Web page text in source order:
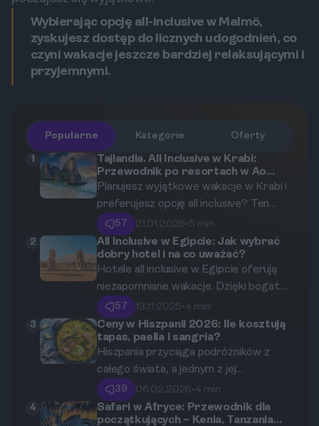
Wybierając opcję all-inclusive w Malmö,
zyskujesz dostęp do licznych udogodnień, co
czyni wakacje jeszcze bardziej relaksującymi i
przyjemnymi.
Popularne Kategorie Oferty
1
Tajlandia. All Inclusive w Krabi:
Przewodnik po resortach w Ao
Nang i na Railay
Planujesz wyjątkowe wakacje w Krabi i
preferujesz opcję all inclusive? Ten
przewodnik pomoże Ci odkryć
najlepsze resorty w Ao Nang i na Railay,
idealne dla osób ceniących relaks i
wygodę. Dowiedz się, co oferują
hotele, oraz jakie atrakcje czekają na
Ciebie w tej bajecznej części Tajlandii.
57 21.01.2026•5 min
2
All Inclusive w Egipcie: Jak wybrać
dobry hotel i na co uważać?
Hotele all inclusive w Egipcie oferują
niezapomniane wakacje. Dzięki bogatej
ofercie, pięknym plażom i słońcu przez
cały rok, łatwo się w nich zakochać. Ale
jak nie zgubić się w gąszczu ofert? W
tym artykule znajdziesz szczegółowe
informacje na temat pięciu
sprawdzonych hoteli oraz praktyczne
porady dotyczące wyboru idealnego
57 13.11.2025•4 min
3
Ceny w Hiszpanii 2026: Ile kosztują
tapas, paella i sangria?
Hiszpania przyciąga podróżników z
całego świata, a jednym z jej
największych uroków jest wyjątkowa
kuchnia. W tym artykule przyjrzymy się
cenom najpopularniejszych potraw,
39 06.02.2026•4 min
4
Safari w Afryce: Przewodnik dla
początkujących – Kenia, Tanzania